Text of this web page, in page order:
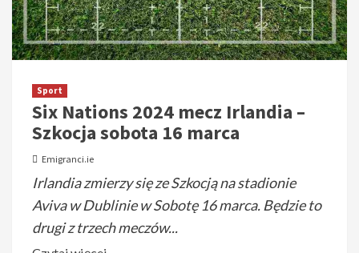
Sport
Six Nations 2024 mecz Irlandia –
Szkocja sobota 16 marca
Emigranci.ie
Irlandia zmierzy się ze Szkocją na stadionie
Aviva w Dublinie w Sobotę 16 marca. Będzie to
drugi z trzech meczów...